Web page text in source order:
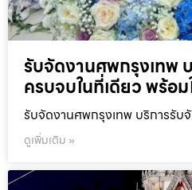
รับจัดงานศพกรุงเทพ
ครบจบในที่เดียว พร้อ
รับจัดงานศพกรุงเทพ บริการรับ
ดูเพิ่มเติม »